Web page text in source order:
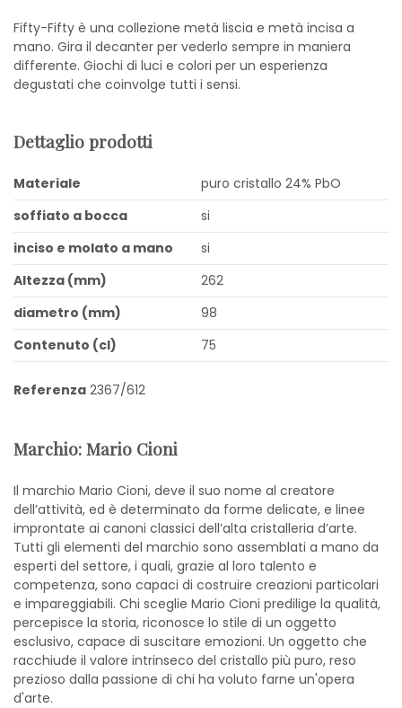
Fifty-Fifty è una collezione metà liscia e metà incisa a
mano. Gira il decanter per vederlo sempre in maniera
differente. Giochi di luci e colori per un esperienza
degustati che coinvolge tutti i sensi.
Dettaglio prodotti
Materiale
puro cristallo 24% PbO
soffiato a bocca
si
inciso e molato a mano
si
Altezza (mm)
262
diametro (mm)
98
Contenuto (cl)
75
Referenza 2367/612
Marchio: Mario Cioni
Il marchio Mario Cioni, deve il suo nome al creatore
dell’attività, ed è determinato da forme delicate, e linee
improntate ai canoni classici dell’alta cristalleria d’arte.
Tutti gli elementi del marchio sono assemblati a mano da
esperti del settore, i quali, grazie al loro talento e
competenza, sono capaci di costruire creazioni particolari
e impareggiabili. Chi sceglie Mario Cioni predilige la qualità,
percepisce la storia, riconosce lo stile di un oggetto
esclusivo, capace di suscitare emozioni. Un oggetto che
racchiude il valore intrinseco del cristallo più puro, reso
prezioso dalla passione di chi ha voluto farne un'opera
d'arte.